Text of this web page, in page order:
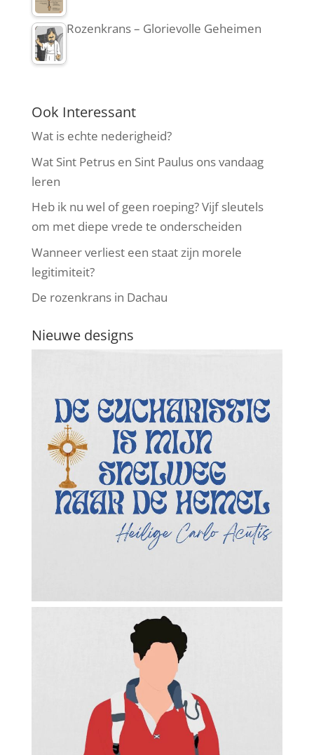
Rozenkrans – Glorievolle Geheimen
Ook Interessant
Wat is echte nederigheid?
Wat Sint Petrus en Sint Paulus ons vandaag
leren
Heb ik nu wel of geen roeping? Vijf sleutels
om met diepe vrede te onderscheiden
Wanneer verliest een staat zijn morele
legitimiteit?
De rozenkrans in Dachau
Nieuwe designs